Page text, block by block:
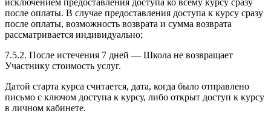
после оплаты. В случае предоставления доступа к курсу сразу
после оплаты, возможность возврата и сумма возврата
рассматривается индивидуально;
7.5.2. После истечения 7 дней — Школа не возвращает
Участнику стоимость услуг.
Датой старта курса считается, дата, когда было отправлено
письмо с ключом доступа к курсу, либо открыт доступ к курсу
в личном кабинете.